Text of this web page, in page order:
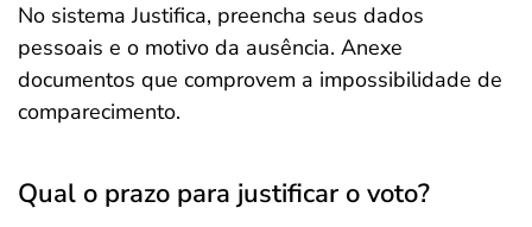
No sistema Justifica, preencha seus dados
pessoais e o motivo da ausência. Anexe
documentos que comprovem a impossibilidade de
comparecimento.
Qual o prazo para justificar o voto?